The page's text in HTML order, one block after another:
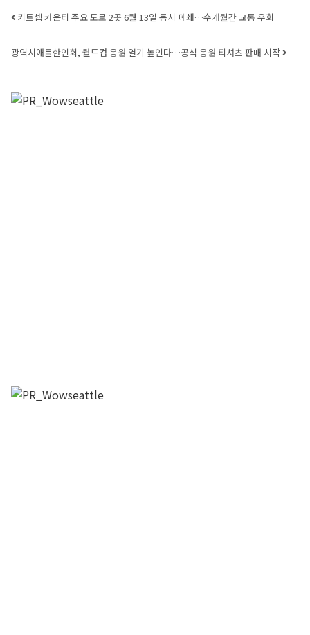
Post navigation
키트셉 카운티 주요 도로 2곳 6월 13일 동시 폐쇄…수개월간 교통 우회
광역시애틀한인회, 월드컵 응원 열기 높인다…공식 응원 티셔츠 판매 시작